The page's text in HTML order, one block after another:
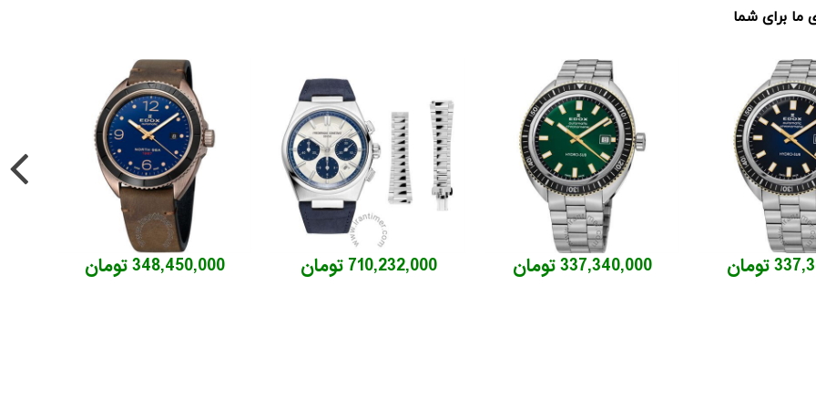
ما برای شما
348,450,000 تومان 710,232,000 تومان 337,340,000 تومان تومان